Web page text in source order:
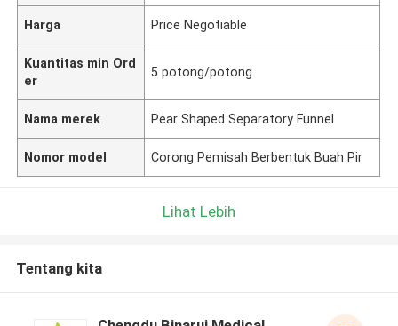
Harga Price Negotiable
Kuantitas min Ord
er
5 potong/potong
Nama merek Pear Shaped Separatory Funnel
Nomor model Corong Pemisah Berbentuk Buah Pir
Lihat Lebih
Tentang kita